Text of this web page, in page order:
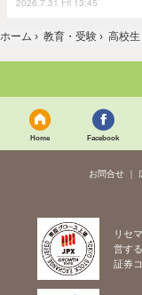
2026.7.31 Fri 13:45
ホーム › 教育・受験 › 高校生
Home Facebook
お問合せ
リセ
営す
証券